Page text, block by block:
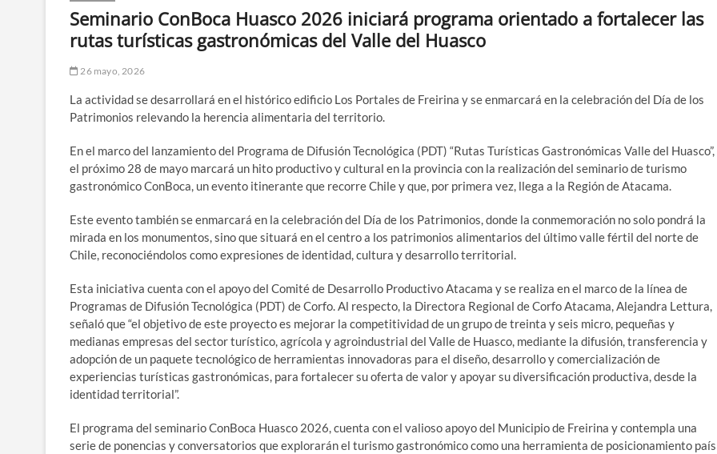
Seminario ConBoca Huasco 2026 iniciará programa orientado a fortalecer las
rutas turísticas gastronómicas del Valle del Huasco
26 mayo, 2026
La actividad se desarrollará en el histórico edificio Los Portales de Freirina y se enmarcará en la celebración del Día de los
Patrimonios relevando la herencia alimentaria del territorio.
En el marco del lanzamiento del Programa de Difusión Tecnológica (PDT) “Rutas Turísticas Gastronómicas Valle del Huasco”,
el próximo 28 de mayo marcará un hito productivo y cultural en la provincia con la realización del seminario de turismo
gastronómico ConBoca, un evento itinerante que recorre Chile y que, por primera vez, llega a la Región de Atacama.
Este evento también se enmarcará en la celebración del Día de los Patrimonios, donde la conmemoración no solo pondrá la
mirada en los monumentos, sino que situará en el centro a los patrimonios alimentarios del último valle fértil del norte de
Chile, reconociéndolos como expresiones de identidad, cultura y desarrollo territorial.
Esta iniciativa cuenta con el apoyo del Comité de Desarrollo Productivo Atacama y se realiza en el marco de la línea de
Programas de Difusión Tecnológica (PDT) de Corfo. Al respecto, la Directora Regional de Corfo Atacama, Alejandra Lettura,
señaló que “el objetivo de este proyecto es mejorar la competitividad de un grupo de treinta y seis micro, pequeñas y
medianas empresas del sector turístico, agrícola y agroindustrial del Valle de Huasco, mediante la difusión, transferencia y
adopción de un paquete tecnológico de herramientas innovadoras para el diseño, desarrollo y comercialización de
experiencias turísticas gastronómicas, para fortalecer su oferta de valor y apoyar su diversificación productiva, desde la
identidad territorial”.
El programa del seminario ConBoca Huasco 2026, cuenta con el valioso apoyo del Municipio de Freirina y contempla una
serie de ponencias y conversatorios que explorarán el turismo gastronómico como una herramienta de posicionamiento